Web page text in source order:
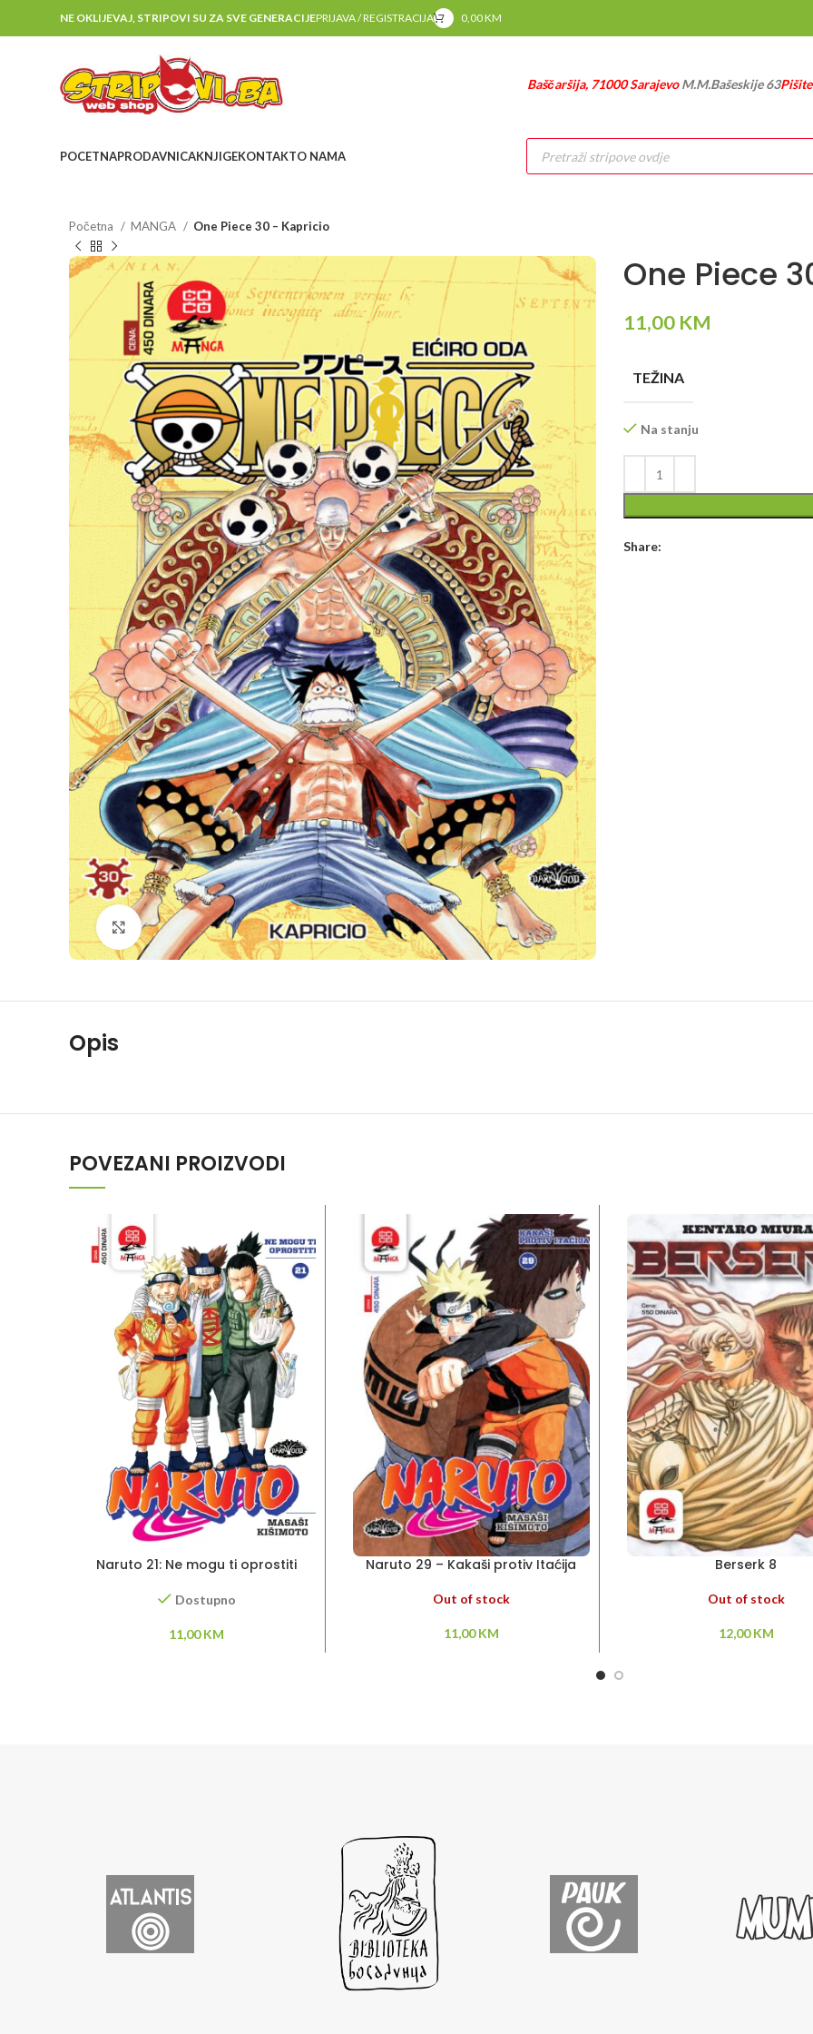
NE OKLIJEVAJ, STRIPOVI SU ZA SVE GENERACIJEPRIJAVA / REGISTRACIJA 0,00KM
Baščaršija, 71000 SarajevoM.M.Bašeskije 63
POCETNAPRODAVNICAKNJIGEKONTAKTO NAMA
Products
search
Početna MANGA One Piece 30 – Kapricio
Klikni da povečaš
One Piece
11,00 KM
TEŽINA
Na stanju
Share:
Opis
POVEZANI PROIZVODI
Naruto 21: Ne mogu ti oprostiti
Dostupno
11,00KM
Naruto 29 – Kakaši protiv Itaćija
Out of stock
11,00KM
Berserk 8
Out of stock
12,00KM